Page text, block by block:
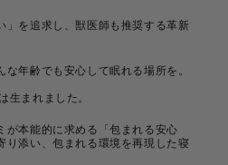
」を追求し、獣医師も推奨する革新
年齢でも安心して眠れる場所を。
生まれました。
が本能的に求める「包まれる安心
り添い、包まれる環境を再現した寝